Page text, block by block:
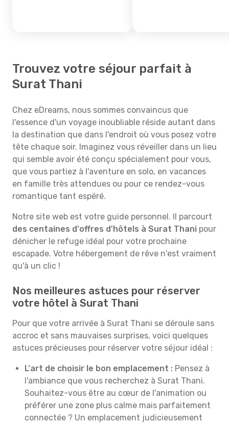
Trouvez votre séjour parfait à
Surat Thani
Chez eDreams, nous sommes convaincus que
l'essence d'un voyage inoubliable réside autant dans
la destination que dans l'endroit où vous posez votre
tête chaque soir. Imaginez vous réveiller dans un lieu
qui semble avoir été conçu spécialement pour vous,
que vous partiez à l'aventure en solo, en vacances
en famille très attendues ou pour ce rendez-vous
romantique tant espéré.
Notre site web est votre guide personnel. Il parcourt
des centaines d'offres d'hôtels à Surat Thani pour
dénicher le refuge idéal pour votre prochaine
escapade. Votre hébergement de rêve n'est vraiment
qu'à un clic !
Nos meilleures astuces pour réserver
votre hôtel à Surat Thani
Pour que votre arrivée à Surat Thani se déroule sans
accroc et sans mauvaises surprises, voici quelques
astuces précieuses pour réserver votre séjour idéal :
L'art de choisir le bon emplacement : Pensez à
l'ambiance que vous recherchez à Surat Thani.
Souhaitez-vous être au cœur de l'animation ou
préférer une zone plus calme mais parfaitement
connectée ? Un emplacement judicieusement